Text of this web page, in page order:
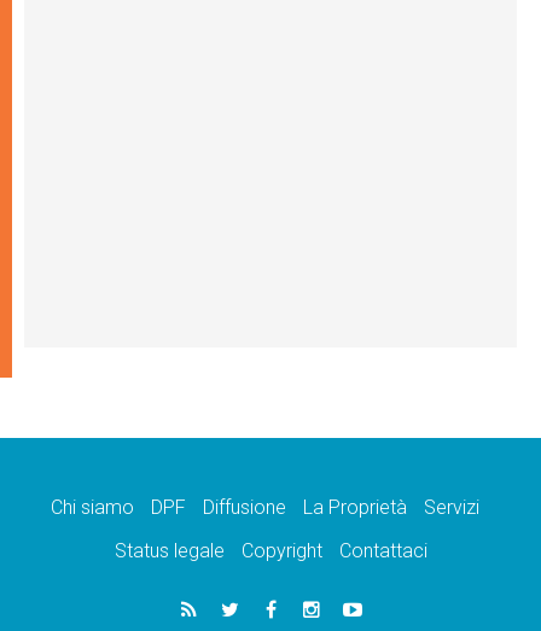
Chi siamo DPF Diffusione La Proprietà
Servizi
Status legale
Copyright Contattaci